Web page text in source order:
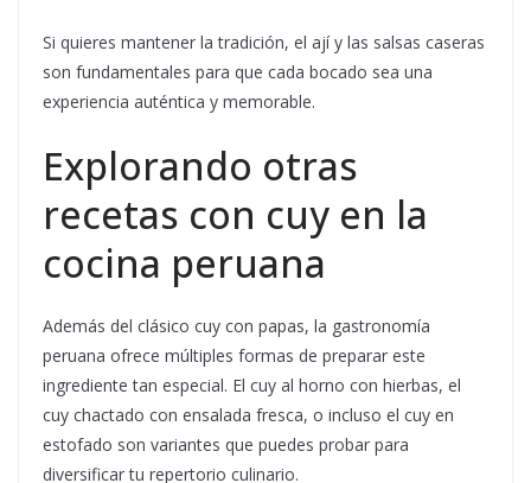
Si quieres mantener la tradición, el ají y las salsas caseras
son fundamentales para que cada bocado sea una
experiencia auténtica y memorable.
Explorando otras
recetas con cuy en la
cocina peruana
Además del clásico cuy con papas, la gastronomía
peruana ofrece múltiples formas de preparar este
ingrediente tan especial. El cuy al horno con hierbas, el
cuy chactado con ensalada fresca, o incluso el cuy en
estofado son variantes que puedes probar para
diversificar tu repertorio culinario.